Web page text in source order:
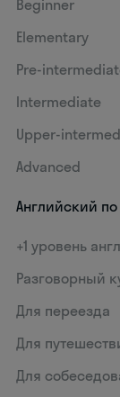
Beginner
Elementary
Pre-
Intermediate
Upper-
Advanced
Английский
+1 уровень
Разговорный
Для переезда
Для
Для